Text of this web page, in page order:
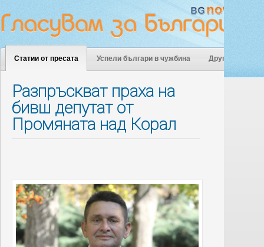
Статии от пресата Успели българи в чужбина Други
Разпръскват праха на
бивш депутат от
Промяната над Корал